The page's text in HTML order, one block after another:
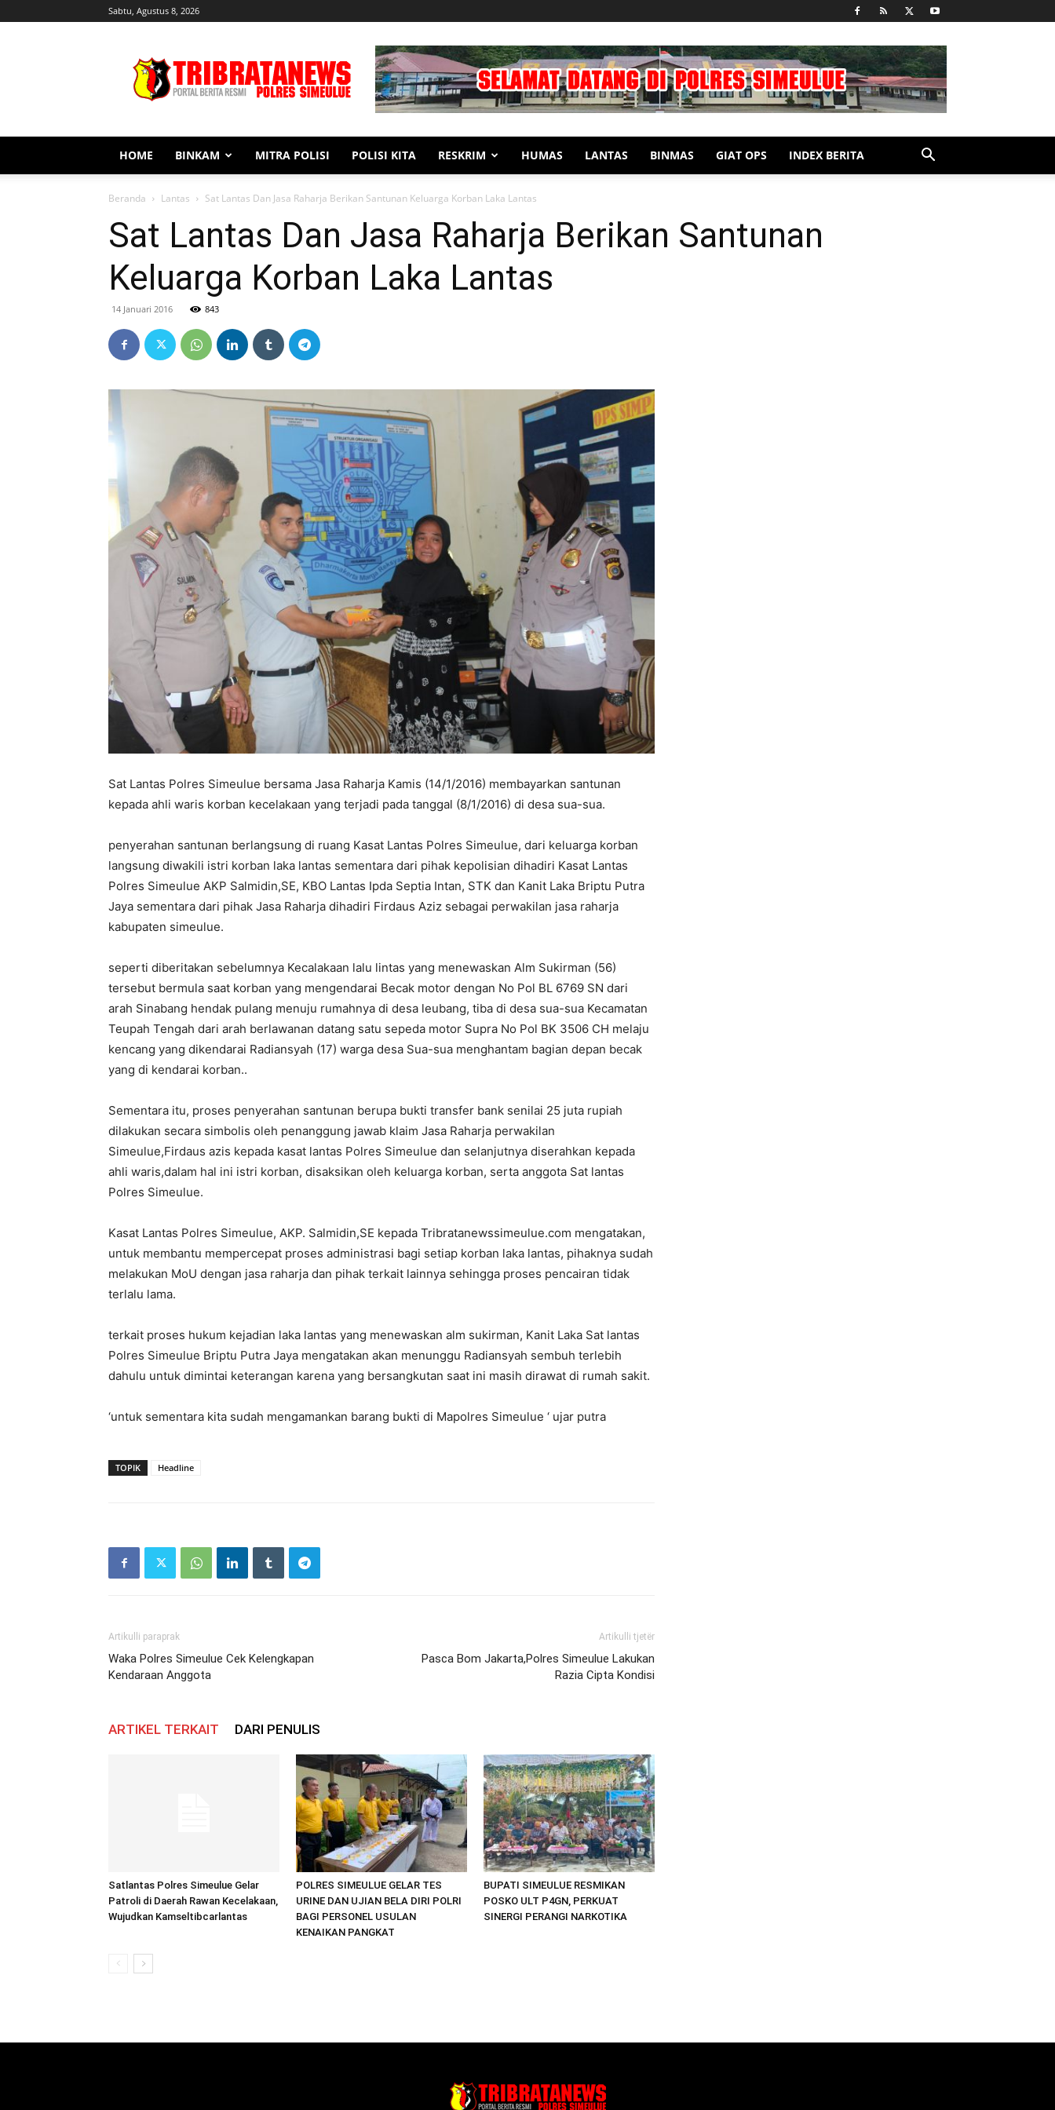
Sabtu, Agustus 8, 2026
Simeulue
HOME BINKAM MITRA POLISI POLISI KITA RESKRIM HUMAS LANTAS BINMAS GIAT OPS INDEX BERITA
Beranda Lantas Sat Lantas Dan Jasa Raharja Berikan Santunan Keluarga Korban Laka Lantas
Sat Lantas Dan Jasa Raharja Berikan Santunan
Keluarga Korban Laka Lantas
14 Januari 2016 843
Sat Lantas Polres Simeulue bersama Jasa Raharja Kamis (14/1/2016) membayarkan santunan
kepada ahli waris korban kecelakaan yang terjadi pada tanggal (8/1/2016) di desa sua-sua.
penyerahan santunan berlangsung di ruang Kasat Lantas Polres Simeulue, dari keluarga korban
langsung diwakili istri korban laka lantas sementara dari pihak kepolisian dihadiri Kasat Lantas
Polres Simeulue AKP Salmidin,SE, KBO Lantas Ipda Septia Intan, STK dan Kanit Laka Briptu Putra
Jaya sementara dari pihak Jasa Raharja dihadiri Firdaus Aziz sebagai perwakilan jasa raharja
kabupaten simeulue.
seperti diberitakan sebelumnya Kecalakaan lalu lintas yang menewaskan Alm Sukirman (56)
tersebut bermula saat korban yang mengendarai Becak motor dengan No Pol BL 6769 SN dari
arah Sinabang hendak pulang menuju rumahnya di desa leubang, tiba di desa sua-sua Kecamatan
Teupah Tengah dari arah berlawanan datang satu sepeda motor Supra No Pol BK 3506 CH melaju
kencang yang dikendarai Radiansyah (17) warga desa Sua-sua menghantam bagian depan becak
yang di kendarai korban..
Sementara itu, proses penyerahan santunan berupa bukti transfer bank senilai 25 juta rupiah
dilakukan secara simbolis oleh penanggung jawab klaim Jasa Raharja perwakilan
Simeulue,Firdaus azis kepada kasat lantas Polres Simeulue dan selanjutnya diserahkan kepada
ahli waris,dalam hal ini istri korban, disaksikan oleh keluarga korban, serta anggota Sat lantas
Polres Simeulue.
Kasat Lantas Polres Simeulue, AKP. Salmidin,SE kepada Tribratanewssimeulue.com mengatakan,
untuk membantu mempercepat proses administrasi bagi setiap korban laka lantas, pihaknya sudah
melakukan MoU dengan jasa raharja dan pihak terkait lainnya sehingga proses pencairan tidak
terlalu lama.
terkait proses hukum kejadian laka lantas yang menewaskan alm sukirman, Kanit Laka Sat lantas
Polres Simeulue Briptu Putra Jaya mengatakan akan menunggu Radiansyah sembuh terlebih
dahulu untuk dimintai keterangan karena yang bersangkutan saat ini masih dirawat di rumah sakit.
‘untuk sementara kita sudah mengamankan barang bukti di Mapolres Simeulue ‘ ujar putra
TOPIK Headline
Artikulli paraprak
Waka Polres Simeulue Cek Kelengkapan
Kendaraan Anggota
Artikulli tjetër
Pasca Bom Jakarta,Polres Simeulue Lakukan
Razia Cipta Kondisi
ARTIKEL TERKAIT DARI PENULIS
Satlantas Polres Simeulue Gelar
Patroli di Daerah Rawan Kecelakaan,
Wujudkan Kamseltibcarlantas
POLRES SIMEULUE GELAR TES
URINE DAN UJIAN BELA DIRI POLRI
BAGI PERSONEL USULAN
KENAIKAN PANGKAT
BUPATI SIMEULUE RESMIKAN
POSKO ULT P4GN, PERKUAT
SINERGI PERANGI NARKOTIKA